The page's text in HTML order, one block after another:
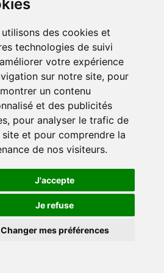
utilisons des cookies et
technologies de suivi
votre expérience
sur notre site, pour
un contenu
et des publicités
pour analyser le trafic de
site et pour comprendre la
de nos visiteurs.
J'accepte
Je refuse
Changer mes préférences